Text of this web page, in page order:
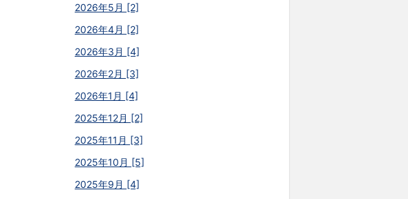
2026年5月 [2]
2026年4月 [2]
2026年3月 [4]
2026年2月 [3]
2026年1月 [4]
2025年12月 [2]
2025年11月 [3]
2025年10月 [5]
2025年9月 [4]